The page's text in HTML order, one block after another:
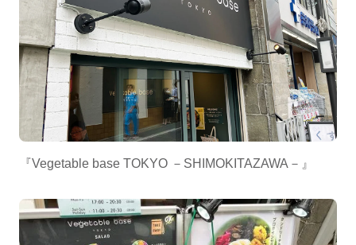
『Vegetable base TOKYO －SHIMOKITAZAWA－』